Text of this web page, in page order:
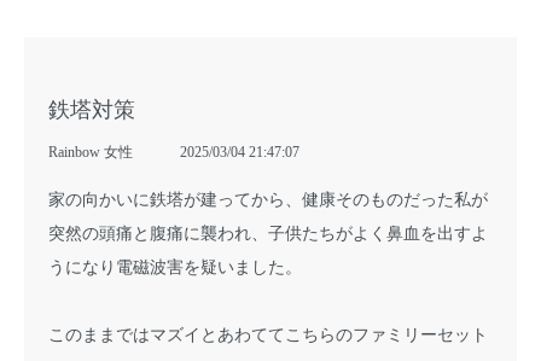
鉄塔対策
Rainbow 女性 2025/03/04 21:47:07
家の向かいに鉄塔が建ってから、健康そのものだった私が
突然の頭痛と腹痛に襲われ、子供たちがよく鼻血を出すよ
うになり電磁波害を疑いました。
このままではマズイとあわててこちらのファミリーセット